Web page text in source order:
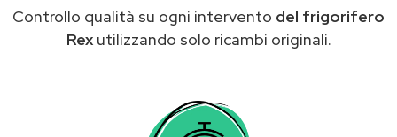
Controllo qualità su ogni intervento del frigorifero
Rexutilizzando solo ricambi originali.